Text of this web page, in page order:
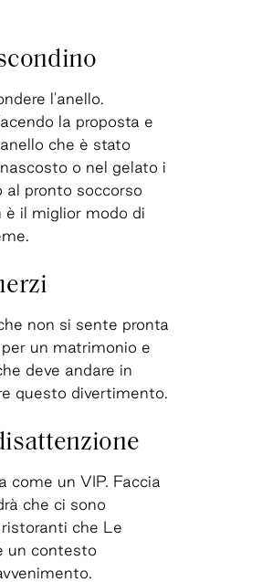
l'anello.
la proposta e
che è stato
o nel gelato i
al pronto soccorso
è il miglior modo di
non si sente pronta
un matrimonio e
deve andare in
questo divertimento.
come un VIP. Faccia
che ci sono
che Le
un contesto